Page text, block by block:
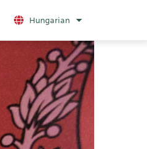
Hungarian További nyelvek